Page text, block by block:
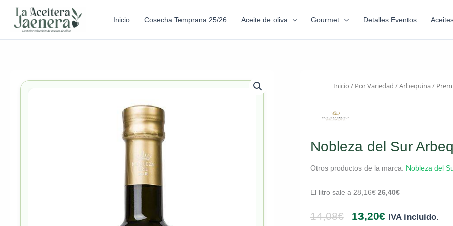
Inicio Cosecha Temprana 25/26 Aceite de oliva Gourmet Detalles Eventos
Inicio / Por Variedad /Arbequina/
Nobleza del Sur
Otros productos de la marca: Nobleza del
El litro sale a28,16€ 26,40€
14,08€ 13,20€ IVA incluido.